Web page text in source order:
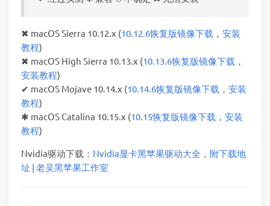
✖ macOS Sierra 10.12.x (10.12.6恢复版镜像下载 ， 安装
教程)
✖ macOS High Sierra 10.13.x (10.13.6恢复版镜像下载 ，
安装教程)
✔ macOS Mojave 10.14.x (10.14.6恢复版镜像下载 ， 安装
教程)
✱ macOS Catalina 10.15.x (10.15恢复版镜像下载 ， 安装
教程)
Nvidia驱动下载： Nvidia显卡黑苹果驱动大全，附下载地
址 | 老吴黑苹果工作室